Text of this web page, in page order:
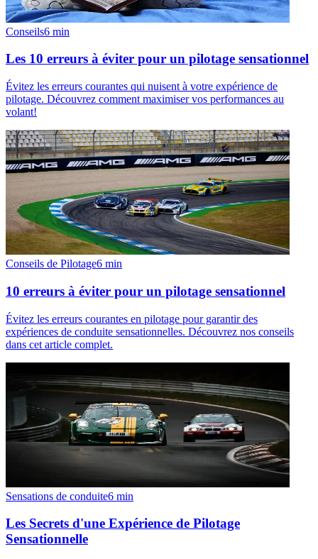
Conseils6 min
Les 10 erreurs à éviter pour un pilotage sensationnel
Évitez les erreurs courantes qui nuisent à votre expérience de
pilotage. Découvrez comment maximiser vos performances au
volant!
Conseils de Pilotage6 min
10 erreurs à éviter pour un pilotage sensationnel
Évitez les erreurs courantes en pilotage pour garantir des
expériences de conduite sensationnelles. Découvrez nos conseils
dans cet article complet.
Sensations de conduite6 min
Les Secrets d'une Expérience de Pilotage
Sensationnelle